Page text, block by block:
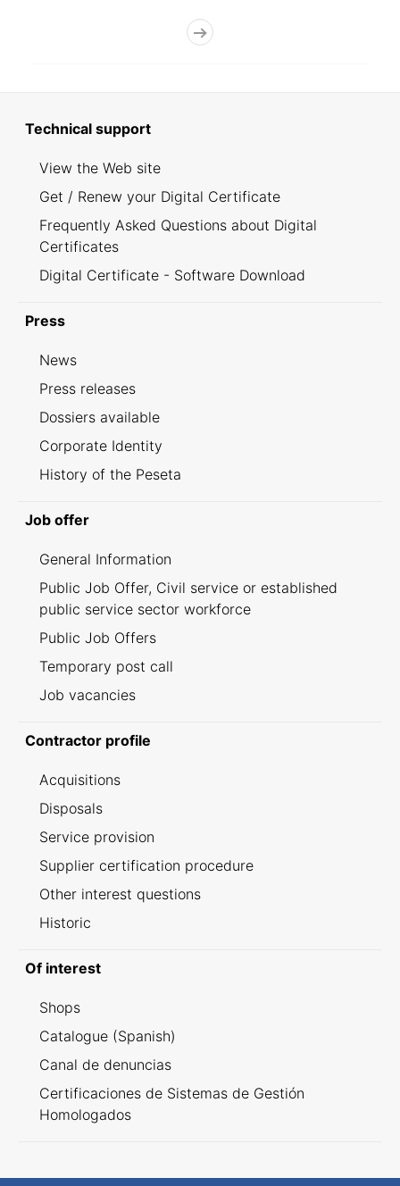
Technical support
View the Web site
Get / Renew your Digital Certificate
Frequently Asked Questions about Digital
Certificates
Digital Certificate - Software Download
Press
News
Press releases
Dossiers available
Corporate Identity
History of the Peseta
Job offer
General Information
Public Job Offer, Civil service or established
public service sector workforce
Public Job Offers
Temporary post call
Job vacancies
Contractor profile
Acquisitions
Disposals
Service provision
Supplier certification procedure
Other interest questions
Historic
Of interest
Shops
Catalogue (Spanish)
Canal de denuncias
Certificaciones de Sistemas de Gestión
Homologados